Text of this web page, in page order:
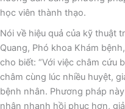
học viên thành thạo.
Nói về hiệu quả của kỹ thuật
Quang, Phó khoa Khám
cho biết: “Với việc châm cứu
châm cùng lúc nhiều huyệt,
bệnh nhân. Phương pháp
nhân nhanh hồi phục hơn,